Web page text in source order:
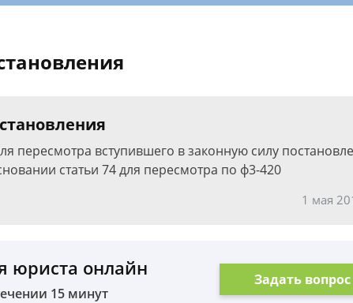
пересмотра вступившего в законную силу
статьи 74 для пересмотра по ф3-420
1 мая
юриста онлайн
15 минут
Задать вопрос